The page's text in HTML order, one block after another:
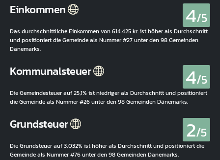
Einkommen 4/5
Das durchschnittliche Einkommen von 614.425 kr. ist höher als Durchschnitt
und positioniert die Gemeinde als Nummer #27 unter den 98 Gemeinden
Dänemarks.
Kommunalsteuer 4/5
Die Gemeindesteuer auf 25,1% ist niedriger als Durchschnitt und positioniert
die Gemeinde als Nummer #26 unter den 98 Gemeinden Dänemarks.
Grundsteuer 2/5
Die Grundsteuer auf 3,032% ist höher als Durchschnitt und positioniert die
Gemeinde als Nummer #76 unter den 98 Gemeinden Dänemarks.